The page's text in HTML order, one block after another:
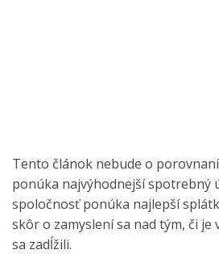
Tento článok nebude o
ponúka najvýhodnejší spotrebný
spoločnosť ponúka najlepší
skôr o zamyslení sa nad tým, či je
sa zadĺžili.